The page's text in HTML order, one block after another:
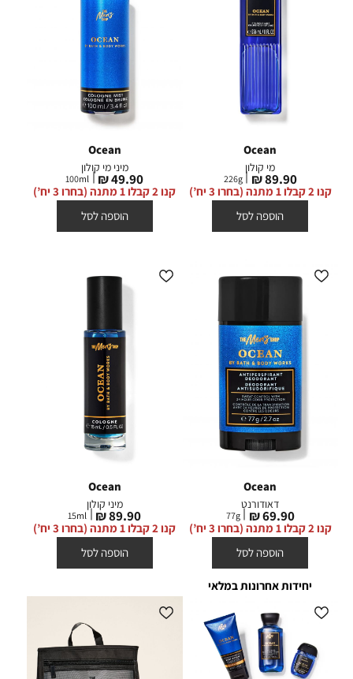
Ocean
מי קולון
מחיר
מוצר
89.90 ₪
226g
קנו 2 קבלו 1 מתנה (בחרו 3 יח’)
הוספה לסל
Ocean
מיני מי קולון
מחיר
מוצר
49.90 ₪
100ml
קנו 2 קבלו 1 מתנה (בחרו 3 יח’)
הוספה לסל
Ocean
דאודורנט
מחיר
מוצר
69.90 ₪
77g
קנו 2 קבלו 1 מתנה (בחרו 3 יח’)
הוספה לסל
יחידות אחרונות במלאי
Ocean
מיני קולון
מחיר
מוצר
89.90 ₪
15ml
קנו 2 קבלו 1 מתנה (בחרו 3 יח’)
הוספה לסל